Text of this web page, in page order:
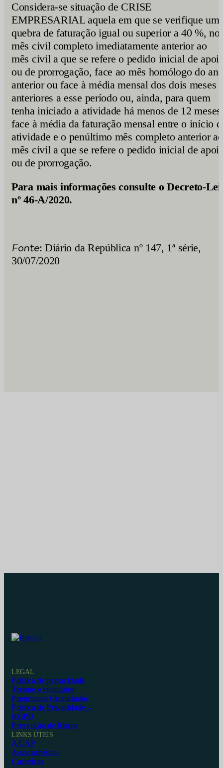
Considera-se situação de CRISE
EMPRESARIAL aquela em que se verifique
quebra de faturação igual ou superior a 40 %, no
mês civil completo imediatamente anterior ao
mês civil a que se refere o pedido inicial de
ou de prorrogação, face ao mês homólogo do
anterior ou face à média mensal dos dois meses
anteriores a esse período ou, ainda, para quem
tenha iniciado a atividade há menos de 12
face à média da faturação mensal entre o início
atividade e o penúltimo mês completo anterior ao
mês civil a que se refere o pedido inicial de
ou de prorrogação.
Para mais informações consulte o Decreto-Lei
nº 46-A/2020.
Fonte: Diário da República nº 147, 1ª série,
30/07/2020
LEGAL
Política de privacidade
Termos e condições
Programas Financiados
Política de Privacidade –
RGPD
Prevenção de Riscos
LINKS ÚTEIS
A CAP
Associativismo
Carreiras